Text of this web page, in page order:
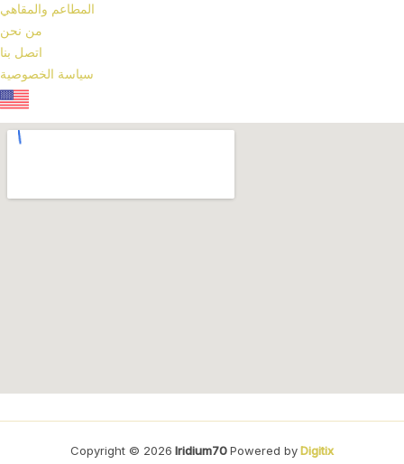
المطاعم والمقاهي
من نحن
اتصل بنا
سياسة الخصوصية
Copyright © 2026 Iridium70Powered byDigitix